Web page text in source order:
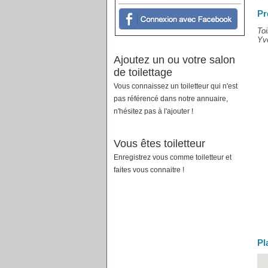
Ajoutez un ou votre salon
de toilettage
Vous connaissez un toiletteur qui n'est
pas référencé dans notre annuaire,
n'hésitez pas à l'ajouter !
Vous êtes toiletteur
Enregistrez vous comme toiletteur et
faites vous connaitre !